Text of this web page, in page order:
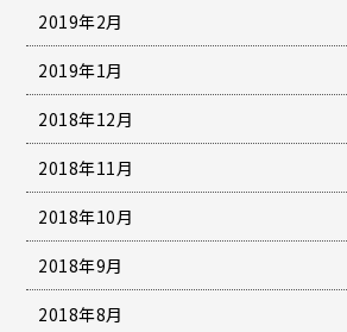
2019年2月
2019年1月
2018年12月
2018年11月
2018年10月
2018年9月
2018年8月